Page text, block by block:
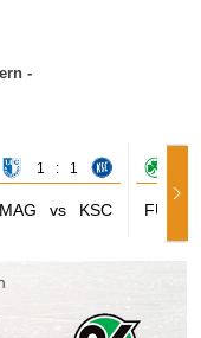
-
1 : 1
MAG vs KSC FÜR